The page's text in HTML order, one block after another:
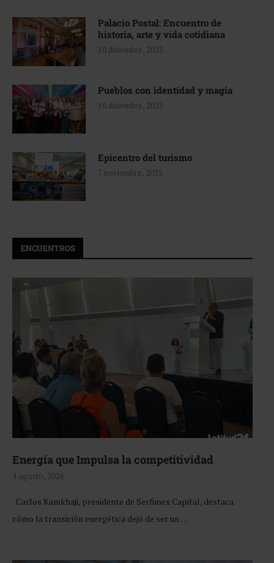
Palacio Postal: Encuentro de
historia, arte y vida cotidiana
10 diciembre, 2025
Pueblos con identidad y magia
10 diciembre, 2025
Epicentro del turismo
7 noviembre, 2025
ENCUENTROS
Energía que Impulsa la competitividad
4 agosto, 2026
Carlos Kamkhaji, presidente de Serfimex Capital, destaca
cómo la transición energética dejó de ser un …